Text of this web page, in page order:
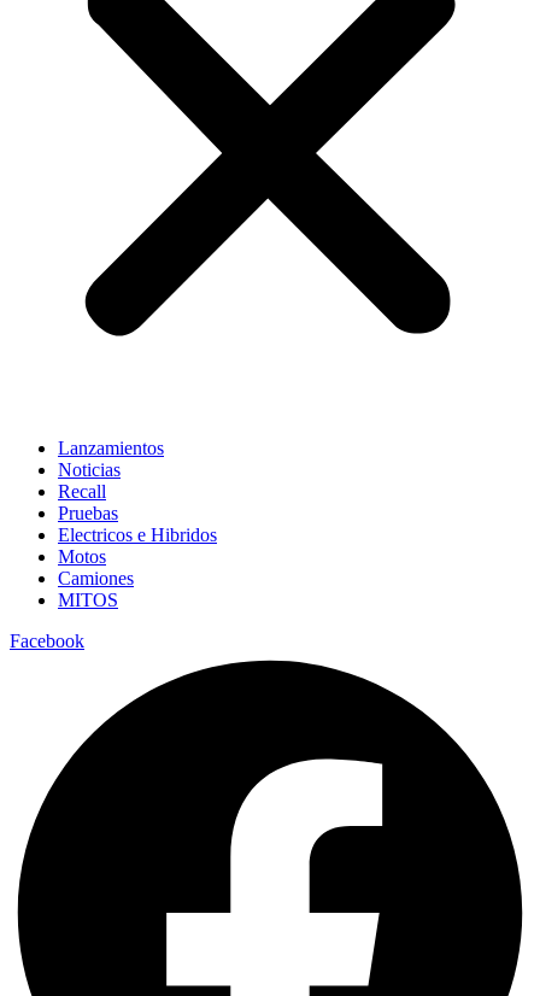
Lanzamientos
Noticias
Recall
Pruebas
Electricos e Hibridos
Motos
Camiones
MITOS
Facebook